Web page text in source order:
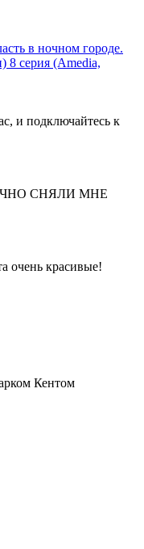
в ночном городе.
8 серия (Amedia,
и подключайтесь к
СНЯЛИ МНЕ
очень красивые!
Кентом